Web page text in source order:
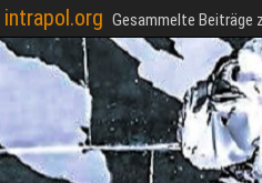
intrapol.org Gesammelte Beiträge